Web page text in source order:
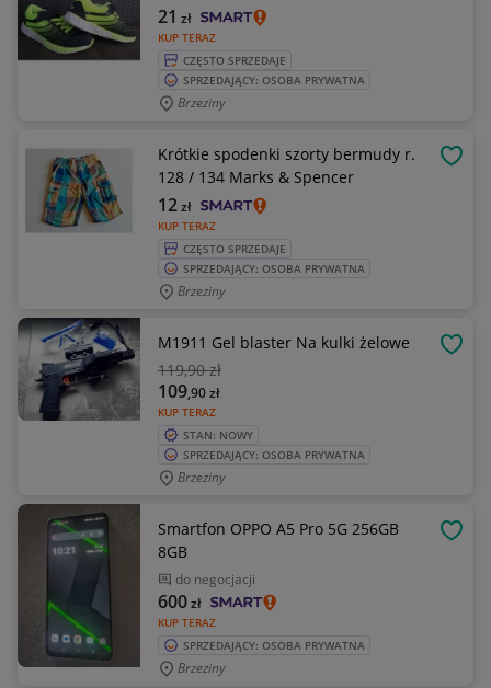
KUP TERAZ
21 zł
CZĘSTO SPRZEDAJE
SPRZEDAJĄCY: OSOBA PRYWATNA
Brzeziny
Krótkie spodenki szorty bermudy r.
128 / 134 Marks & Spencer
KUP TERAZ
12zł
CZĘSTO SPRZEDAJE
SPRZEDAJĄCY: OSOBA PRYWATNA
Brzeziny
M1911 Gel blaster Na kulki żelowe
119,90 zł
KUP TERAZ
109,90zł
STAN: NOWY
SPRZEDAJĄCY: OSOBA PRYWATNA
Brzeziny
Smartfon OPPO A5 Pro 5G 256GB
8GB
do negocjacji
KUP TERAZ
600zł
SPRZEDAJĄCY: OSOBA PRYWATNA
Brzeziny